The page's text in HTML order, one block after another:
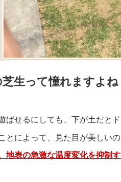
生って憧れますよね
ばせるにしても、下が土だと
とによって、見た目が美しい
地表の急激な温度変化を抑制